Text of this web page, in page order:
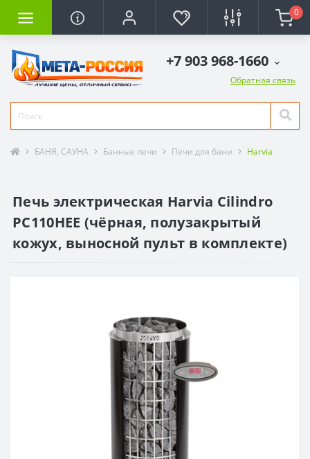
0
+7 903 968-1660
Обратная связь
БАНЯ, САУНА Банные печи Печи для бани Harvia
Печь электрическая Harvia Cilindro
PC110HEE (чёрная, полузакрытый
кожух, выносной пульт в комплекте)